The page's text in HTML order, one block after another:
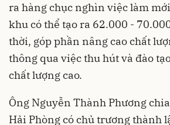
ra hàng chục nghìn việc làm
khu có thể tạo ra 62.000 -
thời, góp phần nâng cao chất
thông qua việc thu hút và đào
chất lượng cao.
Ông Nguyễn Thành Phương
Hải Phòng có chủ trương thành